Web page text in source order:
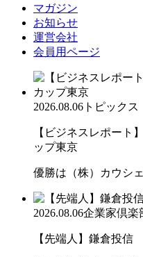
マガジン
お知らせ
運営会社
会員用ページ
2026.08.06 トピックス
【ビジネスレポート
ップ東京
優勝は（株）カウシェ
2026.08.06企業家倶楽
【先端人】鎌倉投